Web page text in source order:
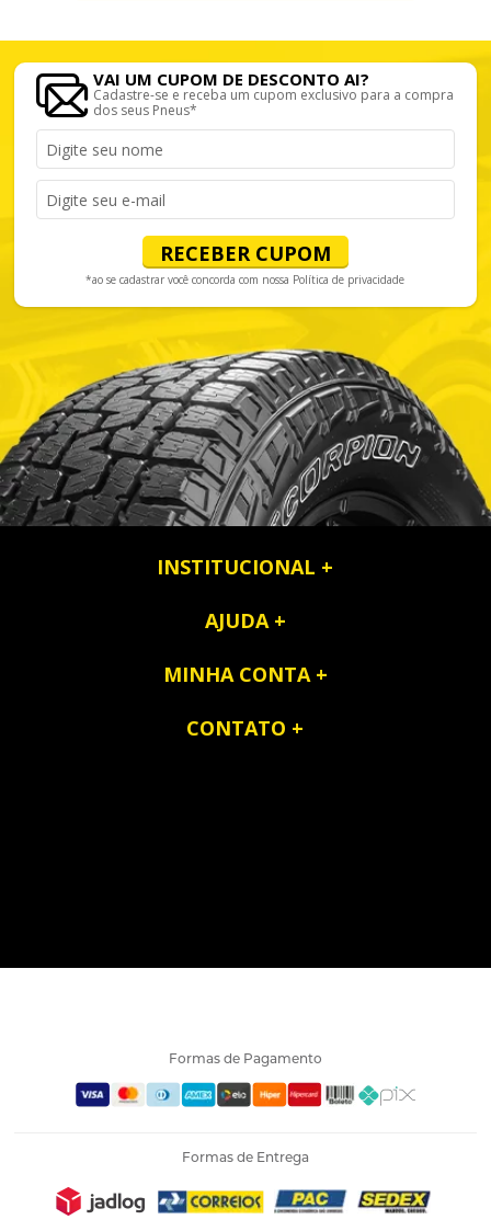
VAI UM CUPOM DE DESCONTO AI?
Cadastre-se e receba um cupom exclusivo para a compra
dos seus Pneus*
RECEBER CUPOM
*ao se cadastrar você concorda com nossa Política de privacidade
INSTITUCIONAL
AJUDA
MINHA CONTA
CONTATO
Formas de Pagamento
Formas de Entrega